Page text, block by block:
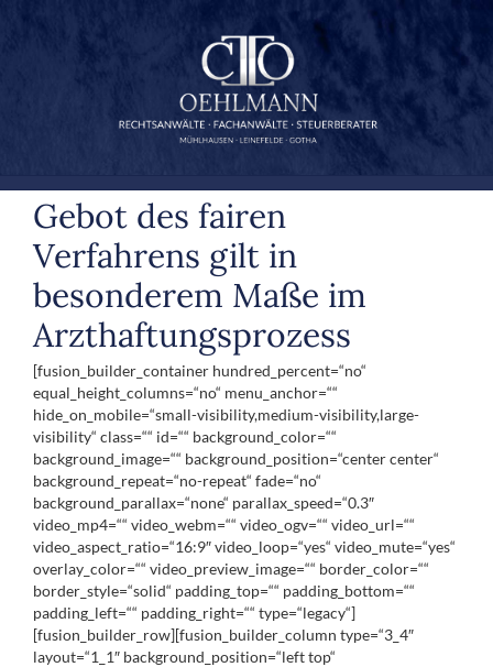
Gebot des fairen
Verfahrens gilt in
besonderem Maße im
Arzthaftungsprozess
[fusion_builder_container hundred_percent=“no“
equal_height_columns=“no“ menu_anchor=““
hide_on_mobile=“small-visibility,medium-visibility,large-
visibility“ class=““ id=““ background_color=““
background_image=““ background_position=“center center“
background_repeat=“no-repeat“ fade=“no“
background_parallax=“none“ parallax_speed=“0.3″
video_mp4=““ video_webm=““ video_ogv=““ video_url=““
video_aspect_ratio=“16:9″ video_loop=“yes“ video_mute=“yes“
overlay_color=““ video_preview_image=““ border_color=““
border_style=“solid“ padding_top=““ padding_bottom=““
padding_left=““ padding_right=““ type=“legacy“]
[fusion_builder_row][fusion_builder_column type=“3_4″
layout=“1_1″ background_position=“left top“